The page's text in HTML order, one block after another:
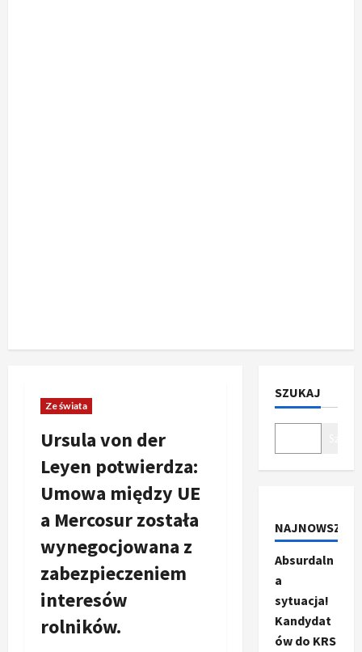
Ze świata
Ursula von der
Leyen potwierdza:
Umowa między UE
a Mercosur została
wynegocjowana z
zabezpieczeniem
interesów
rolników.
SZUKAJ
NAJNOWSZE
Absurdaln
a
sytuacja!
Kandydat
ów do KRS